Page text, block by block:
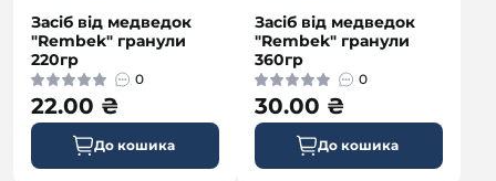
Засіб від медведок
"Rembek" гранули
220гр
0
22.00 ₴
До кошика
Засіб від медведок
"Rembek" гранули
360гр
0
30.00 ₴
До кошика